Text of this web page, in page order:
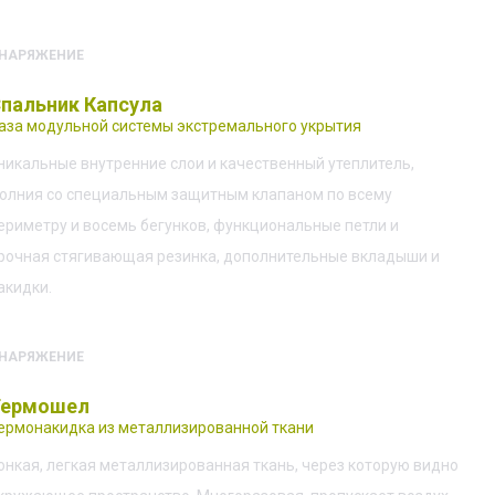
Капсула
модульной системы экстремального укрытия
внутренние слои и качественный утеплитель,
со специальным защитным клапаном по всему
и восемь бегунков, функциональные петли и
стягивающая резинка, дополнительные вкладыши и
из металлизированной ткани
легкая металлизированная ткань, через которую видно